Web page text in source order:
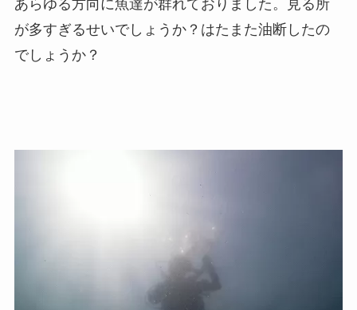
あらゆる方向に魚達が群れておりました。見る所
が多すぎるせいでしょうか？はたまた油断したの
でしょうか？